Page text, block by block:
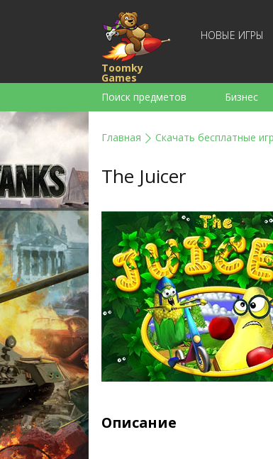
Toomky
Games
НОВЫЕ ИГРЫ
Поиск предметов Бизнес
Слова
Главная Скачать бесплатные
The Juicer
Описание